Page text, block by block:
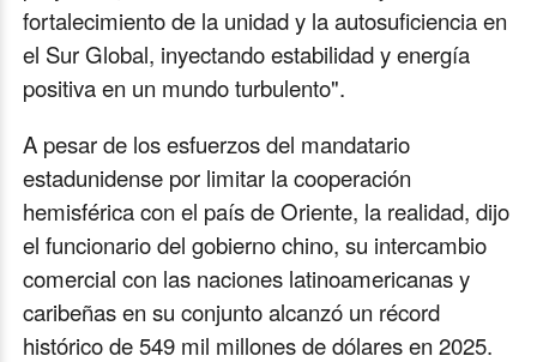
fortalecimiento de la unidad y la autosuficiencia en
el Sur Global, inyectando estabilidad y energía
positiva en un mundo turbulento".
A pesar de los esfuerzos del mandatario
estadunidense por limitar la cooperación
hemisférica con el país de Oriente, la realidad, dijo
el funcionario del gobierno chino, su intercambio
comercial con las naciones latinoamericanas y
caribeñas en su conjunto alcanzó un récord
histórico de 549 mil millones de dólares en 2025.